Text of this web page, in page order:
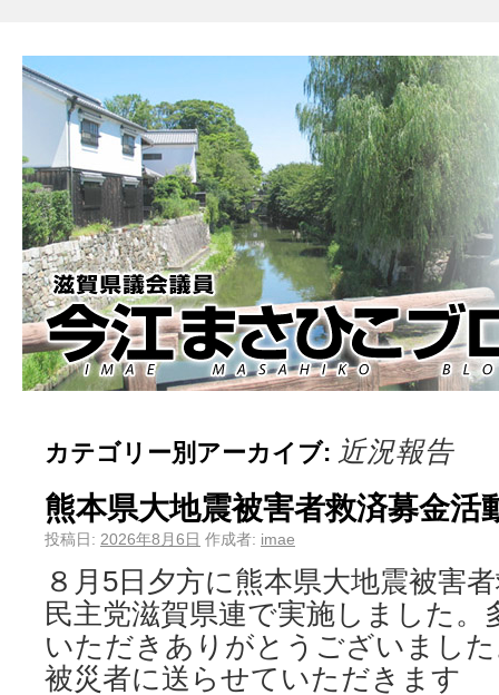
カテゴリー別アーカイブ: 近況報告
熊本県大地震被害者救済募金活
投稿日: 2026年8月6日 作成者: imae
８月5日夕方に熊本県大地震被害
民主党滋賀県連で実施しました。
いただきありがとうございまし
被災者に送らせていただきます